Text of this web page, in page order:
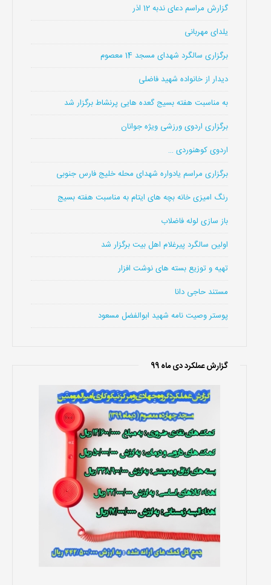
گزارش مراسم دعای ندبه 12 اذر
یلدای مهربانی
برگزاری سالگرد شهدای مسجد 14 معصوم
دیدار از خانواده شهید فاضلی
به مناسبت هفته بسیج گعده هایی پرنشاط برگزار شد
برگزاری اردوی ورزشی ویژه جوانان
اردوی کوهنوردی …
برگزاری مراسم یادواره شهدای محله خلیج فارس جنوبی
رنگ امیزی خانه بچه های ایتام به مناسبت هفته بسیج
باز سازی لوله فاضلاب
اولین سالگرد پیرغلام اهل بیت برگزار شد
تهیه و توزیع بسته های نوشت افزار
مستند حاجی دانا
پوستر وصیت نامه شهید ابوالفضل مسعود
گزارش عملکرد دی ماه 99